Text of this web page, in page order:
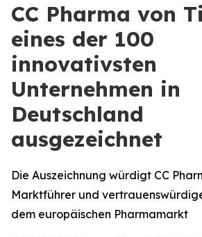
CC Pharma von
eines der 100
innovativsten
Unternehmen in
Deutschland
ausgezeichnet
Die Auszeichnung würdigt CC
Marktführer und
dem europäischen Pharmamarkt